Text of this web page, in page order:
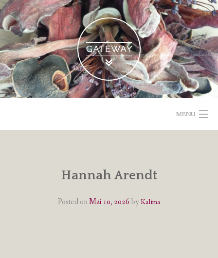
Skip
to
content
MENU
IMPRESSUM & DATENSCHUTZ
Hannah Arendt
Posted onMai 10, 2026 by Kalima